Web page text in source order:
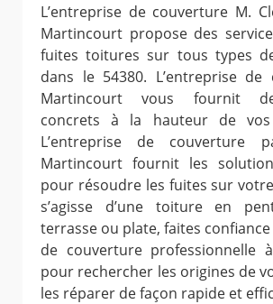
L’entreprise de couverture M.
Martincourt propose des
fuites toitures sur tous types
dans le 54380. L’entreprise de
Martincourt vous fournit
concrets à la hauteur de vos
L’entreprise de couverture
Martincourt fournit les
pour résoudre les fuites sur
s’agisse d’une toiture en
terrasse ou plate, faites confiance
de couverture professionnelle
pour rechercher les origines de
les réparer de façon rapide et